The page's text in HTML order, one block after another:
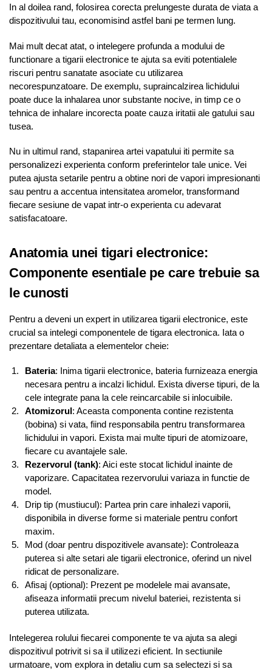
In al doilea rand, folosirea corecta prelungeste durata de viata a
dispozitivului tau, economisind astfel bani pe termen lung.
Mai mult decat atat, o intelegere profunda a modului de
functionare a tigarii electronice te ajuta sa eviti potentialele
riscuri pentru sanatate asociate cu utilizarea
necorespunzatoare. De exemplu, supraincalzirea lichidului
poate duce la inhalarea unor substante nocive, in timp ce o
tehnica de inhalare incorecta poate cauza iritatii ale gatului sau
tusea.
Nu in ultimul rand, stapanirea artei vapatului iti permite sa
personalizezi experienta conform preferintelor tale unice. Vei
putea ajusta setarile pentru a obtine nori de vapori impresionanti
sau pentru a accentua intensitatea aromelor, transformand
fiecare sesiune de vapat intr-o experienta cu adevarat
satisfacatoare.
Anatomia unei tigari electronice:
Componente esentiale pe care trebuie sa
le cunosti
Pentru a deveni un expert in utilizarea tigarii electronice, este
crucial sa intelegi componentele de tigara electronica. Iata o
prezentare detaliata a elementelor cheie:
Bateria: Inima tigarii electronice, bateria furnizeaza energia
necesara pentru a incalzi lichidul. Exista diverse tipuri, de la
cele integrate pana la cele reincarcabile si inlocuibile.
Atomizorul: Aceasta componenta contine rezistenta
(bobina) si vata, fiind responsabila pentru transformarea
lichidului in vapori. Exista mai multe tipuri de atomizoare,
fiecare cu avantajele sale.
Rezervorul (tank): Aici este stocat lichidul inainte de
vaporizare. Capacitatea rezervorului variaza in functie de
model.
Drip tip (mustiucul): Partea prin care inhalezi vaporii,
disponibila in diverse forme si materiale pentru confort
maxim.
Mod (doar pentru dispozitivele avansate): Controleaza
puterea si alte setari ale tigarii electronice, oferind un nivel
ridicat de personalizare.
Afisaj (optional): Prezent pe modelele mai avansate,
afiseaza informatii precum nivelul bateriei, rezistenta si
puterea utilizata.
Intelegerea rolului fiecarei componente te va ajuta sa alegi
dispozitivul potrivit si sa il utilizezi eficient. In sectiunile
urmatoare, vom explora in detaliu cum sa selectezi si sa